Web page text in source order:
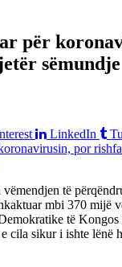
për
sëmundje
LinkedIn
të
mbi 370 mijë
të Kongos
cila sikur i ishte lënë